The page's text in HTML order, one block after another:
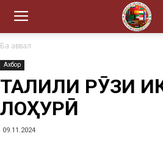
Ба аввал
Ахбор
ТАҶЛИЛИ РӮЗИ
ЛОҲУРӢ
09.11.2024